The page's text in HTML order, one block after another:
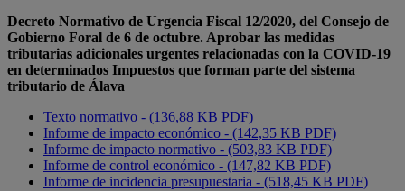
Decreto Normativo de Urgencia Fiscal 12/2020, del Consejo de
Gobierno Foral de 6 de octubre. Aprobar las medidas
tributarias adicionales urgentes relacionadas con la COVID-19
en determinados Impuestos que forman parte del sistema
tributario de Álava
Texto normativo - (136,88 KB PDF)
Informe de impacto económico - (142,35 KB PDF)
Informe de impacto normativo - (503,83 KB PDF)
Informe de control económico - (147,82 KB PDF)
Informe de incidencia presupuestaria - (518,45 KB PDF)